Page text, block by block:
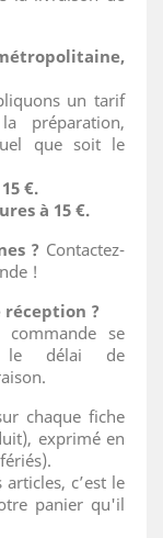
un tarif
préparation,
que soit le
€.
à 15 €.
? Contactez-
!
?
se
le délai de
chaque fiche
exprimé en
c’est le
panier qu'il